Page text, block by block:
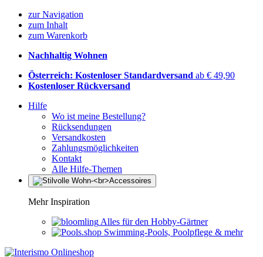
zur Navigation
zum Inhalt
zum Warenkorb
Nachhaltig Wohnen
Österreich: Kostenloser Standardversand ab € 49,90
Kostenloser Rückversand
Hilfe
Wo ist meine Bestellung?
Rücksendungen
Versandkosten
Zahlungsmöglichkeiten
Kontakt
Alle Hilfe-Themen
Mehr Inspiration
Alles für den Hobby-Gärtner
Swimming-Pools, Poolpflege & mehr